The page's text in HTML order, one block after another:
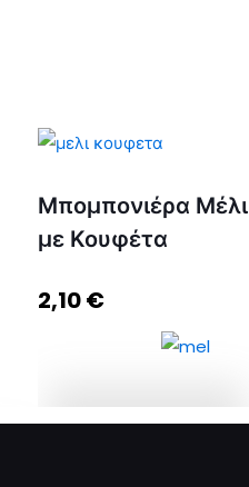
Μπομπονιέρα Μέλι
με Κουφέτα
2,10€